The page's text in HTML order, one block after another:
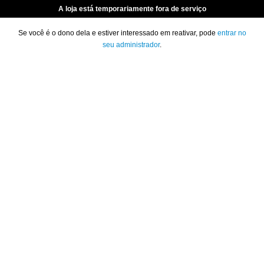
A loja está temporariamente fora de serviço
Se você é o dono dela e estiver interessado em reativar, pode entrar no
seu administrador.